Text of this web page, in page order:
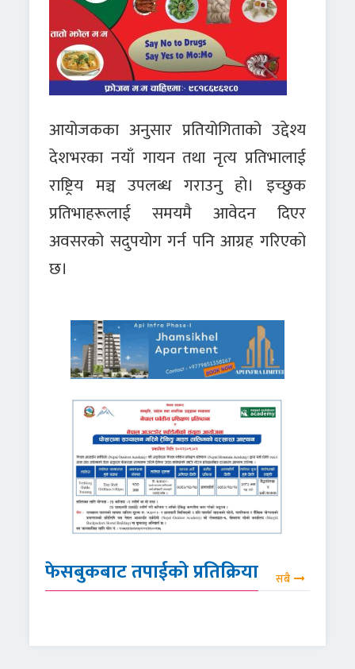
आयोजकका अनुसार प्रतियोगिताको उद्देश्य
देशभरका नयाँ गायन तथा नृत्य प्रतिभालाई
राष्ट्रिय मञ्च उपलब्ध गराउनु हो। इच्छुक
प्रतिभाहरूलाई समयमै आवेदन दिएर
अवसरको सदुपयोग गर्न पनि आग्रह गरिएको
छ।
फेसबुकबाट तपाईको प्रतिक्रिया सबै